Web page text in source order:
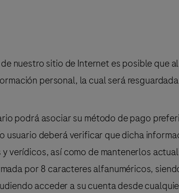
nuestro sitio de Internet es posible que
personal, la cual será
podrá asociar su método de pago
usuario deberá verificar que dicha
verídicos, así como de mantenerlos
por 8 caracteres alfanuméricos,
acceder a su cuenta desde